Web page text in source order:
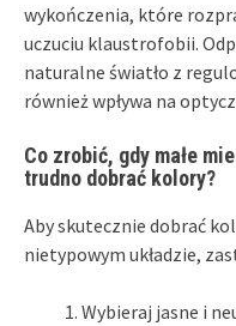
wykończenia, które
uczuciu klaustrofobii.
naturalne światło z
również wpływa na
Co zrobić, gdy małe
trudno dobrać kolory?
Aby skutecznie dobrać
nietypowym układzie,
Wybieraj jasne i